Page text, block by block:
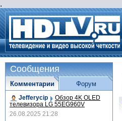
.
Сообщения
Комментарии
Jefferycip Обзор 4K OLED
телевизора LG 55EG960V
26.08.2025 21:28
Форум